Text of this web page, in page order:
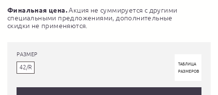
Финальная цена.Акция не суммируется с другими
специальными предложениями, дополнительные
скидки не применяются.
РАЗМЕР
42/R
ТАБЛИЦА
РАЗМЕРОВ